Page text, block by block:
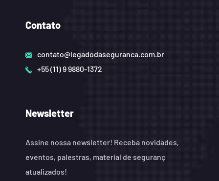
Contato
contato@legadodaseguranca.com.br
+55 (11) 9 9880-1372
Newsletter
Assine nossa newsletter! Receba novidades,
eventos, palestras, material de seguranç
atualizados!